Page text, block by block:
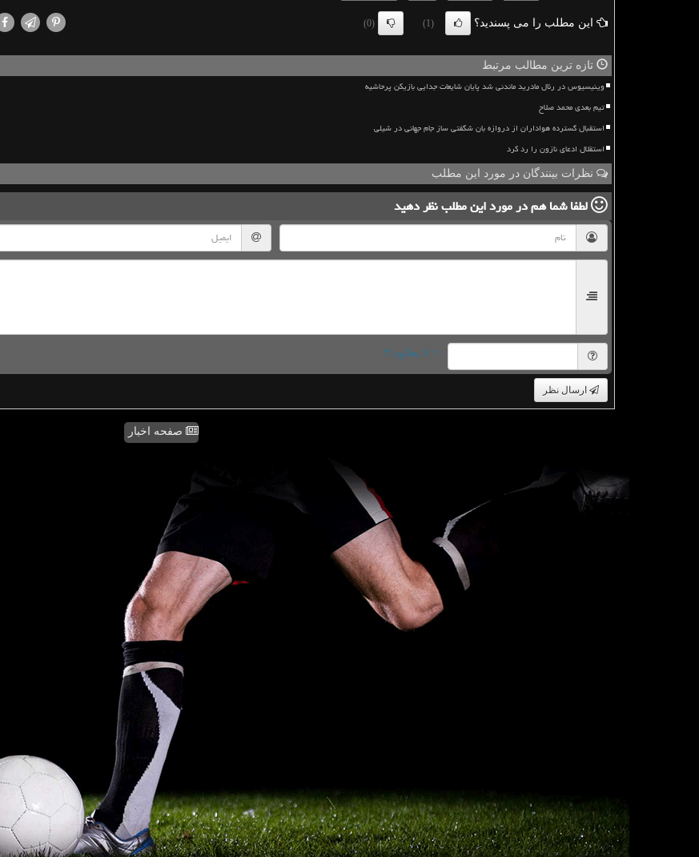
این مطلب را می پسندید؟ (1)
(0)
تازه ترین مطالب مرتبط
وینیسیوس در رئال مادرید ماندنی شد پایان شایعات جدایی بازیکن پرحاشیه
تیم بعدی محمد صلاح
استقبال گسترده هواداران از دروازه بان شگفتی ساز جام جهانی در شیلی
استقلال ادعای نازون را رد کرد
نظرات بینندگان در مورد این مطلب
لطفا شما همدر مورد این مطلبنظر دهید
= ۷ بعلاوه ۳
ارسال نظر
صفحه اخبار